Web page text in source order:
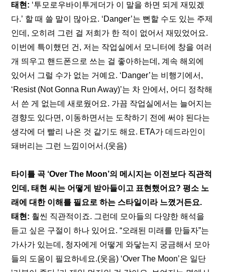
태현: ‘투모로우바이투게더가 이 말을 하면 되게 재밌겠
다.’ 할 때 쓸 말이 많아요. ‘Danger’는 뻔할 수도 있는 주제
인데, 오히려 그런 걸 저희가 한 적이 없어서 재밌었어요.
이번에 특이했던 건, 저는 작업실에서 모니터에 창을 여러
개 띄우고 핸드폰으로 쓰는 걸 좋아하는데, 계속 해외에
있어서 그럴 수가 없는 거예요. ‘Danger’는 비행기에서,
‘Resist (Not Gonna Run Away)’는 차 안에서, 어디 정착해
서 쓴 게 없는데 새로웠어요. 가끔 작업실에서는 늘어지는
경향도 있다면, 이동하면서는 도착하기 전에 써야 된다는
생각에 더 빨리 나온 것 같기도 해요. ETA가 데드라인이
돼버리는 그런 느낌이어서.(웃음)
타이틀 곡 ‘Over The Moon’의 메시지는 이전보다 직관적
인데, 태현 씨는 어떻게 받아들이고 표현했어요? 평소 노
래에 대한 이해를 필요로 하는 스타일이라 느꼈거든요.
태현: 훨씬 직관적이죠. 그런데 모아들의 다양한 해석을
듣고 싶은 구절이 하나 있어요. “오래된 미래를 만들자”는
가사가 있는데, 청자에게 어떻게 와닿는지 궁금해서 모아
들의 도움이 필요하네요.(웃음) ‘Over The Moon’은 일단